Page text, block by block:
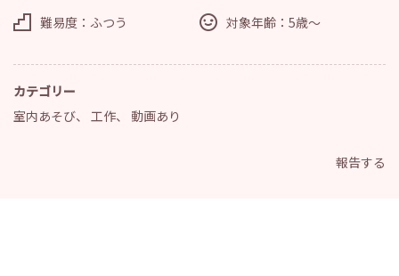
難易度：ふつう
対象年齢：5歳～
カテゴリー
室内あそび、 工作、 動画あり
報告する